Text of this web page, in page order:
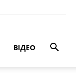
ВІДЕО